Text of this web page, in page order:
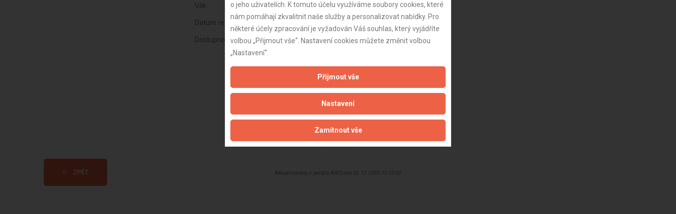
Věk: 37 let
Datum registrace: 8.3.2023
Dostupnost:
ZPĚT Aktualizováno z portálu ARES dne 02.12.2025 15:15:02
o jeho uživatelích. K tomuto účelu využíváme soubory cookies, které
nám pomáhají zkvalitnit naše služby a personalizovat nabídky. Pro
některé účely zpracování je vyžadován Váš souhlas, který vyjádříte
volbou „Přijmout vše“. Nastavení cookies můžete změnit volbou
„Nastavení“.
Přijmout vše
Nastavení
Zamítnout vše